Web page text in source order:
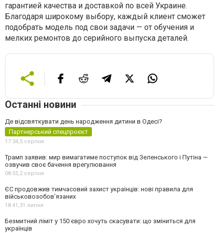
гарантией качества и доставкой по всей Украине.
Благодаря широкому выбору, каждый клиент сможет
подобрать модель под свои задачи — от обучения и
мелких ремонтов до серийного выпуска деталей.
Останні новини
Де відсвяткувати день народження дитини в Одесі?
Партнерський спецпроєкт
17:34, 5 серпня
Трамп заявив: мир вимагатиме поступок від Зеленського і Путіна —
озвучив своє бачення врегулювання
08:55, 2 серпня
ЄС продовжив тимчасовий захист українців: нові правила для
військовозобов’язаних
18:41, 31 липня
Безмитний ліміт у 150 євро хочуть скасувати: що зміниться для
українців